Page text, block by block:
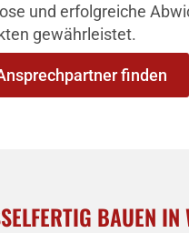
und erfolgreiche
gewährleistet.
finden
BAUEN IN